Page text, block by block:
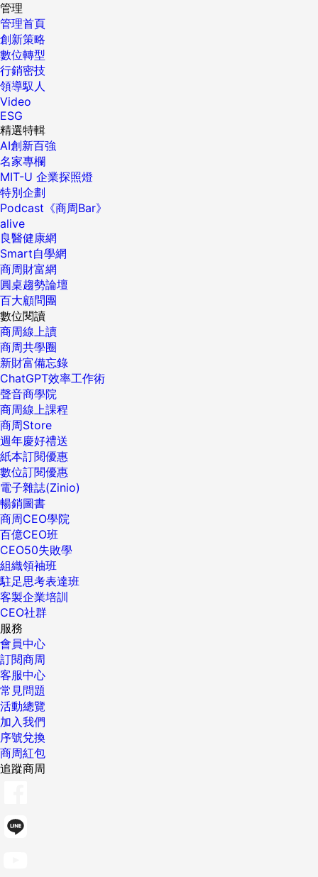
管理
管理首頁
創新策略
數位轉型
行銷密技
領導馭人
Video
ESG
精選特輯
AI創新百強
名家專欄
MIT-U 企業探照燈
特別企劃
Podcast《商周Bar》
alive
良醫健康網
Smart自學網
商周財富網
圓桌趨勢論壇
百大顧問團
數位閱讀
商周線上讀
商周共學圈
新財富備忘錄
ChatGPT效率工作術
聲音商學院
商周線上課程
商周Store
週年慶好禮送
紙本訂閱優惠
數位訂閱優惠
電子雜誌(Zinio)
暢銷圖書
商周CEO學院
百億CEO班
CEO50失敗學
組織領袖班
駐足思考表達班
客製企業培訓
CEO社群
服務
會員中心
訂閱商周
客服中心
常見問題
活動總覽
加入我們
序號兌換
商周紅包
追蹤商周